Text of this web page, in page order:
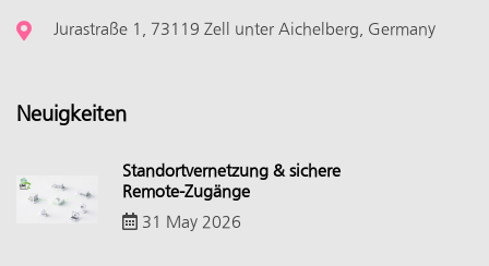
Jurastraße 1, 73119 Zell unter Aichelberg, Germany
Neuigkeiten
Standortvernetzung & sichere
Remote-Zugänge
31 May 2026